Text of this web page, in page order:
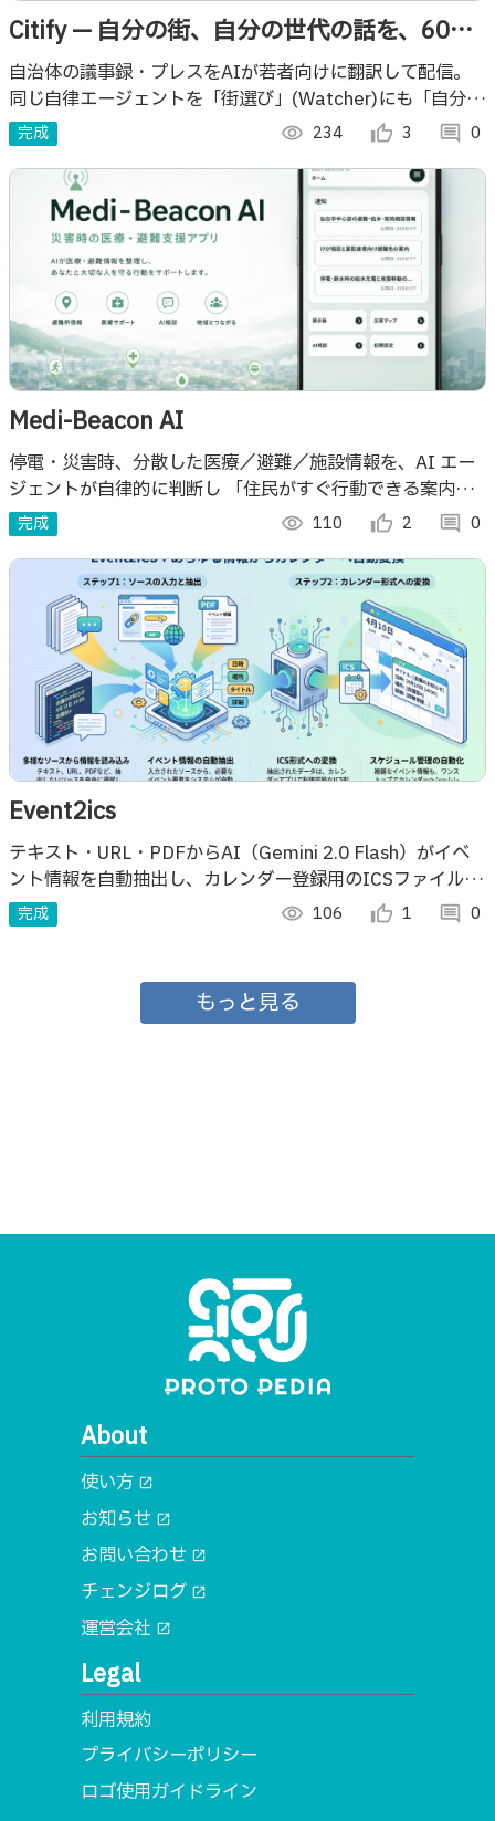
Citify — 自分の街、自分の世代の話を、60秒
で。
自治体の議事録・プレスをAIが若者向けに翻訳して配信。
同じ自律エージェントを「街選び」(Watcher)にも「自分た
ちの運用監視」にも使うマルチエージェントプロダクト。
完成 visibility 234 thumb_up_alt 3 comment 0
Medi-Beacon AI
停電・災害時、分散した医療／避難／施設情報を、AI エー
ジェントが自律的に判断し 「住民がすぐ行動できる案内」
と 「信頼できる公開情報」 へ変換します。
完成 visibility 110 thumb_up_alt 2 comment 0
Event2ics
テキスト・URL・PDFからAI（Gemini 2.0 Flash）がイベ
ント情報を自動抽出し、カレンダー登録用のICSファイルを
生成するツール。高い操作性を実現！
完成 visibility 106 thumb_up_alt 1 comment 0
もっと見る
About
使い方 open_in_new
お知らせ open_in_new
お問い合わせ open_in_new
チェンジログ open_in_new
運営会社 open_in_new
Legal
利用規約
プライバシーポリシー
ロゴ使用ガイドライン